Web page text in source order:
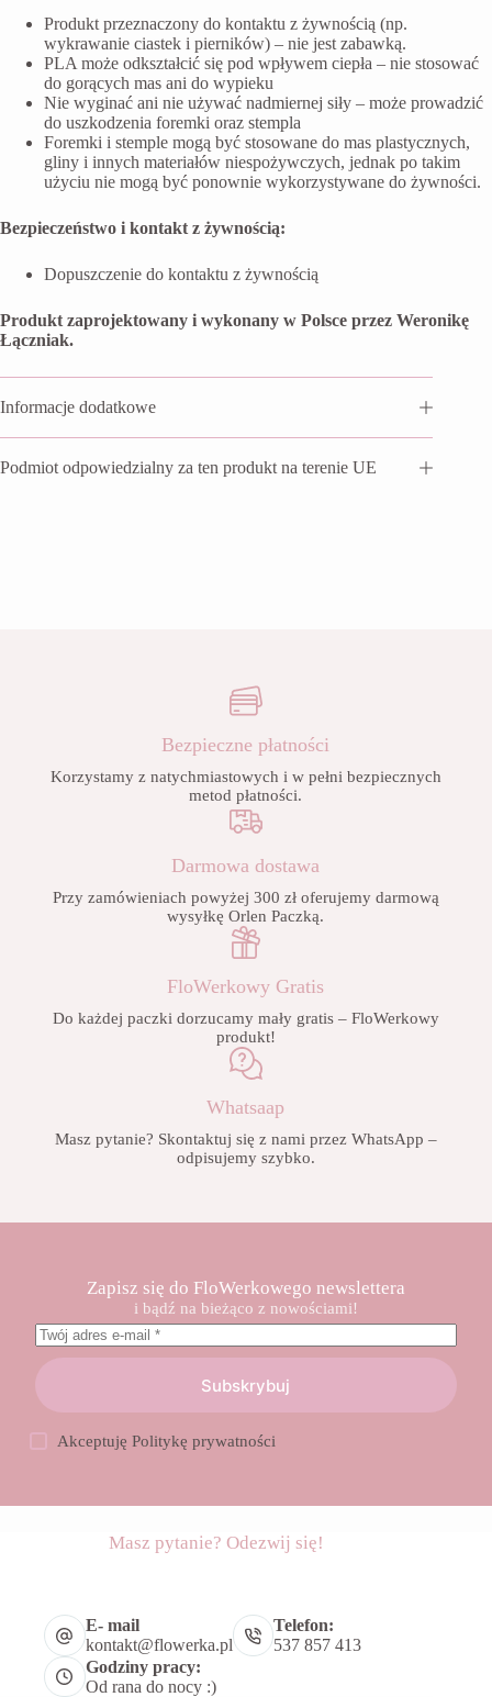
Produkt przeznaczony do kontaktu z żywnością (np.
wykrawanie ciastek i pierników) – nie jest zabawką.
PLA może odkształcić się pod wpływem ciepła – nie stosować
do gorących mas ani do wypieku
Nie wyginać ani nie używać nadmiernej siły – może prowadzić
do uszkodzenia foremki oraz stempla
Foremki i stemple mogą być stosowane do mas plastycznych,
gliny i innych materiałów niespożywczych, jednak po takim
użyciu nie mogą być ponownie wykorzystywane do żywności.
Bezpieczeństwo i kontakt z żywnością:
Dopuszczenie do kontaktu z żywnością
Produkt zaprojektowany i wykonany w Polsce przez Weronikę
Łączniak.
Informacje dodatkowe
Podmiot odpowiedzialny za ten produkt na terenie UE
Bezpieczne płatności
Korzystamy z natychmiastowych i w pełni bezpiecznych
metod płatności.
Darmowa dostawa
Przy zamówieniach powyżej 300 zł oferujemy darmową
wysyłkę Orlen Paczką.
FloWerkowy Gratis
Do każdej paczki dorzucamy mały gratis – FloWerkowy
produkt!
Whatsaap
Masz pytanie? Skontaktuj się z nami przez WhatsApp –
odpisujemy szybko.
Zapisz się do FloWerkowego newslettera
i bądź na bieżąco z nowościami!
Subskrybuj
AkceptujęPolitykę prywatności
Masz pytanie? Odezwij się!
E- mail
kontakt@flowerka.pl
Telefon:
537 857 413
Godziny pracy:
Od rana do nocy :)